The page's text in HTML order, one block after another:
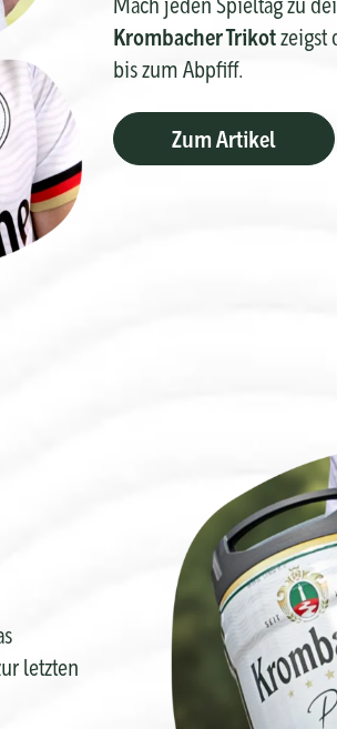
Krombacher Trikotzeigst
bis zum Abpfiff.
Zum Artikel
letzten